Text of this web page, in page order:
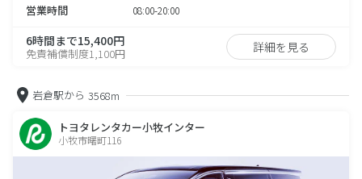
営業時間 08:00-20:00
6時間まで15,400円
免責補償制度1,100円 詳細を見る
岩倉駅から 3568m
トヨタレンタカー小牧インター
小牧市曙町116